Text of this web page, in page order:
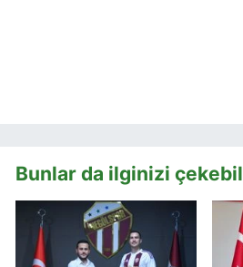
Bunlar da ilginizi